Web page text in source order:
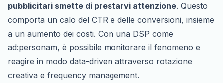
pubblicitari smette di prestarvi attenzione. Questo
comporta un calo del CTR e delle conversioni, insieme
a un aumento dei costi. Con una DSP come
ad:personam, è possibile monitorare il fenomeno e
reagire in modo data-driven attraverso rotazione
creativa e frequency management.